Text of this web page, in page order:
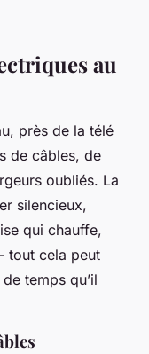
au
près de la télé
de câbles, de
oubliés. La
silencieux,
qui chauffe,
tout cela peut
temps qu’il